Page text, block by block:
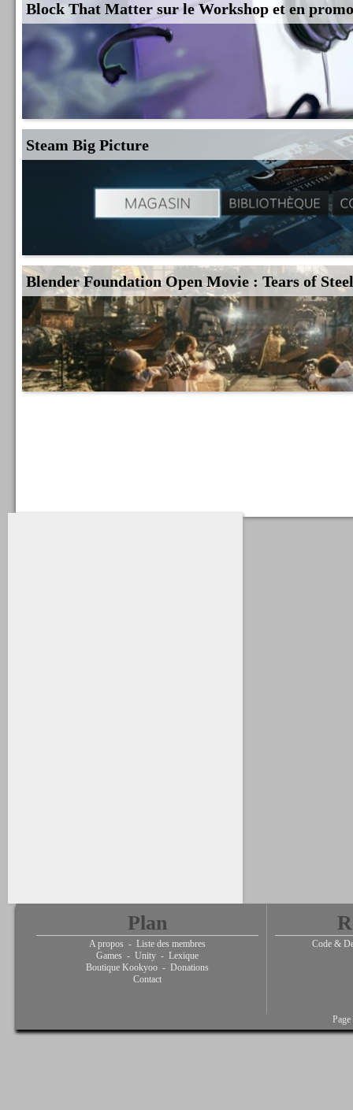
Block That Matter sur le Workshop et en
Steam Big Picture
Blender Foundation Open Movie : Tears of
Plan
A propos - Liste des membres
Games - Unity - Lexique
Boutique Kookyoo - Donations
Contact
Code &